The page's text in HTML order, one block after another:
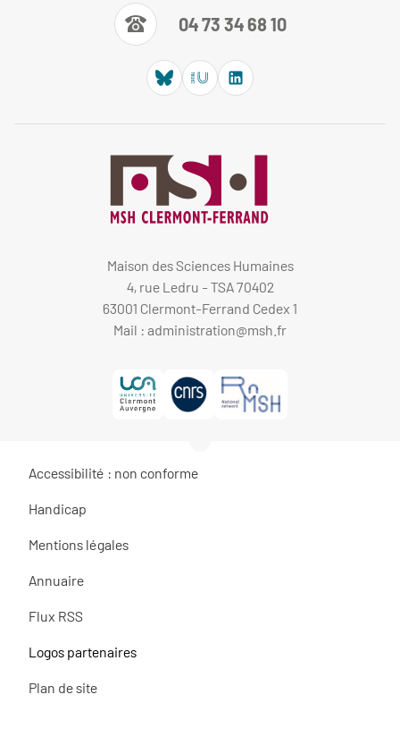
04 73 34 68 10
Maison des Sciences Humaines
4, rue Ledru - TSA 70402
63001 Clermont-Ferrand Cedex 1
Mail : administration@msh.fr
Accessibilité : non conforme
Handicap
Mentions légales
Annuaire
Flux RSS
Logos partenaires
Plan de site